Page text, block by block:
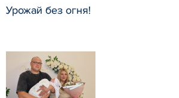
Урожай без огня!